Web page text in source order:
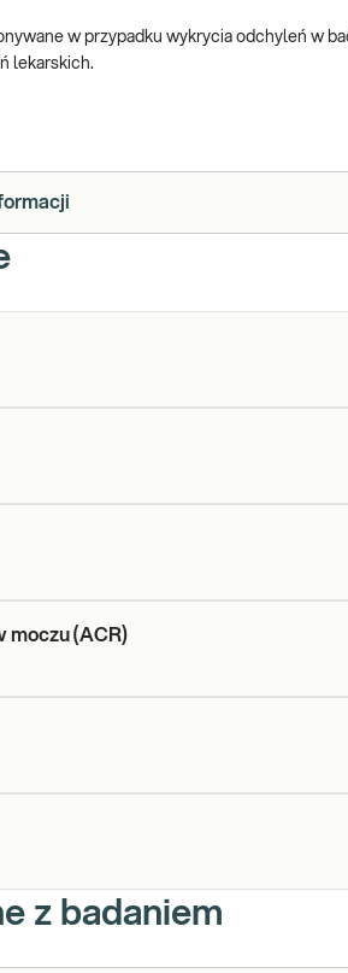
w przypadku wykrycia odchyleń w
lekarskich.
moczu (ACR)
z badaniem